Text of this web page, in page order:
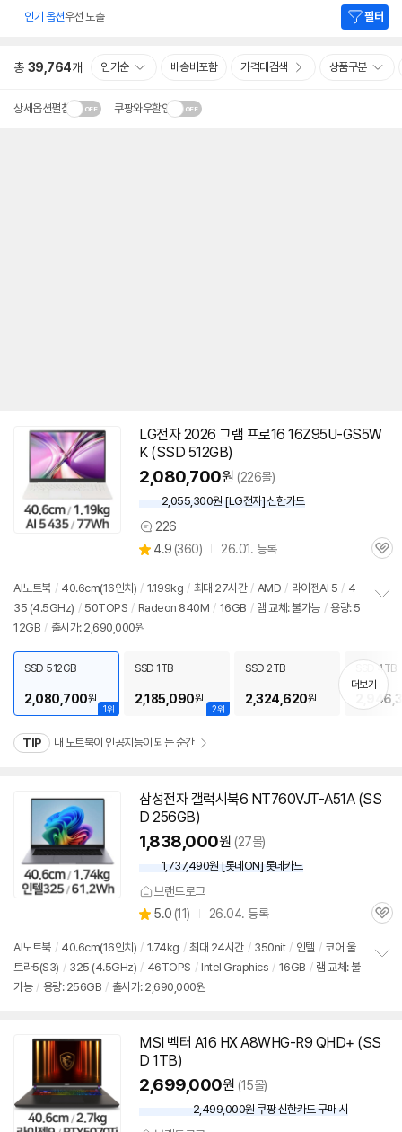
인기 옵션우선 노출 필터
총 39,764개 인기순 배송비포함 가격대검색 상품구분
상세옵션펼침 쿠팡와우할인
LG전자 2026 그램 프로16 16Z95U-GS5W
K (SSD 512GB)
2,080,700원 (226몰)
2,055,300원 [LG전자] 신한카드
상
품
견
226
별
4.9 (상
리
뷰
360) 26.01. 등록
관
AI노트북 / 40.6cm(16인치) / 1.199kg / 최대 27시간 / AMD / 라이젠AI 5 / 4
35 (4.5GHz) / 50TOPS / Radeon 840M / 16GB / 램 교체: 불가능 / 용량: 5
12GB / 출시가: 2,690,000원
치
기
1위
SSD 512GB
2,080,700원
2위
SSD 1TB
2,185,090원
SSD 2TB
2,324,620원
SSD 4TB
더보기
TIP 내 노트북이 인공지능이 되는 순간
삼성전자 갤럭시북6 NT760VJT-A51A (SS
D 256GB)
1,838,000원 (27몰)
1,737,490원 [롯데ON] 롯데카드
브랜드로그
별
점
5.0 (상
리
뷰
11) 26.04. 등록
관
AI노트북 / 40.6cm(16인치) / 1.74kg / 최대 24시간 / 350nit / 인텔 / 코어 울
트라5(S3) / 325 (4.5GHz) / 46TOPS / Intel Graphics / 16GB / 램 교체: 불
가능 / 용량: 256GB / 출시가: 2,690,000원
MSI 벡터 A16 HX A8WHG-R9 QHD+ (SS
D 1TB)
2,699,000원 (15몰)
우
2,499,000원 쿠팡 신한카드 구매 시